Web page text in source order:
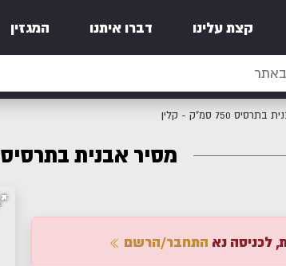
קצת עלינו דברו איתנו המגזין
750 סמ"ק - קלין
מסיר אבנית בתרסיס 750 סמ"ק - קלין
לכניסה נא התחבר/הרשם